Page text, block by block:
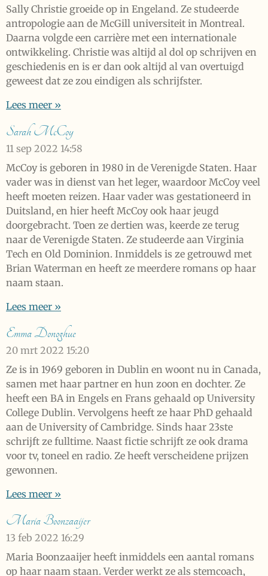
Sally Christie groeide op in Engeland. Ze studeerde
antropologie aan de McGill universiteit in Montreal.
Daarna volgde een carrière met een internationale
ontwikkeling. Christie was altijd al dol op schrijven en
geschiedenis en is er dan ook altijd al van overtuigd
geweest dat ze zou eindigen als schrijfster.
Lees meer »
Sarah McCoy
11 sep 2022 14:58
McCoy is geboren in 1980 in de Verenigde Staten. Haar
vader was in dienst van het leger, waardoor McCoy veel
heeft moeten reizen. Haar vader was gestationeerd in
Duitsland, en hier heeft McCoy ook haar jeugd
doorgebracht. Toen ze dertien was, keerde ze terug
naar de Verenigde Staten. Ze studeerde aan Virginia
Tech en Old Dominion. Inmiddels is ze getrouwd met
Brian Waterman en heeft ze meerdere romans op haar
naam staan.
Lees meer »
Emma Donoghue
20 mrt 2022 15:20
Ze is in 1969 geboren in Dublin en woont nu in Canada,
samen met haar partner en hun zoon en dochter. Ze
heeft een BA in Engels en Frans gehaald op University
College Dublin. Vervolgens heeft ze haar PhD gehaald
aan de University of Cambridge. Sinds haar 23ste
schrijft ze fulltime. Naast fictie schrijft ze ook drama
voor tv, toneel en radio. Ze heeft verscheidene prijzen
gewonnen.
Lees meer »
Maria Boonzaaijer
13 feb 2022 16:29
Maria Boonzaaijer heeft inmiddels een aantal romans
op haar naam staan. Verder werkt ze als stemcoach,